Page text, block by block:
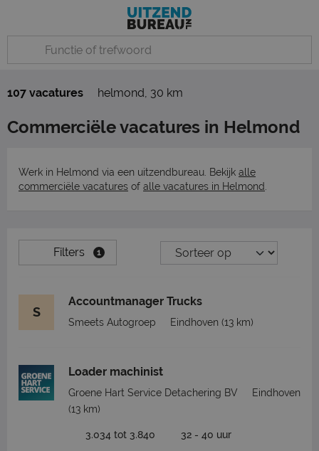
107 vacatures helmond, 30 km
Commerciële vacatures in Helmond
Werk in Helmond via een uitzendbureau. Bekijk alle
commerciële vacatures of alle vacatures in Helmond
Filters 1
S
Accountmanager Trucks
Smeets Autogroep Eindhoven (13 km)
Loader machinist
Groene Hart Service Detachering BV
Eindhoven
(13 km)
3.034 tot 3.840 32 - 40 uur